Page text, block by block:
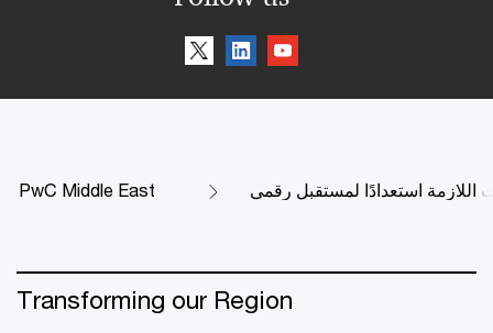
PwC Middle East اللازمة استعدادًا لمستقبل رقمي
Transforming our Region